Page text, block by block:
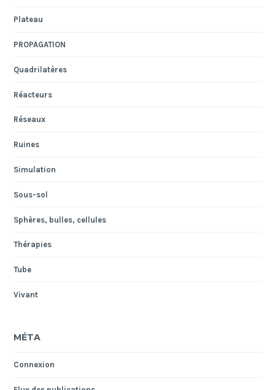
Plateau
PROPAGATION
Quadrilatères
Réacteurs
Réseaux
Ruines
Simulation
Sous-sol
Sphères, bulles, cellules
Thérapies
Tube
Vivant
MÉTA
Connexion